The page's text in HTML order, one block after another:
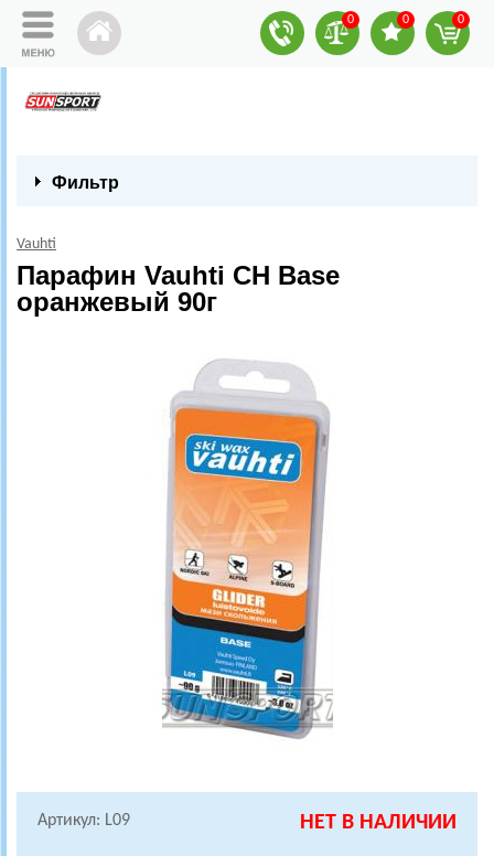
0 0 0
Фильтр
Vauhti
Парафин Vauhti CH Base
оранжевый 90г
Артикул: L09 НЕТ В НАЛИЧИИ